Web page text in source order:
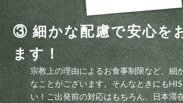
③ 細かな配慮で安心を
ます！
宗教上の理由によるお食事制限など、細
なことがございます。そんなときにも
い！ご出発前の対応はもちろん、日本滞